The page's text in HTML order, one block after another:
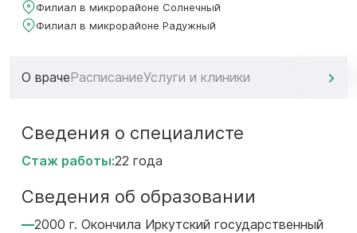
Филиал в микрорайоне Солнечный
Филиал в микрорайоне Радужный
О врачеРасписаниеУслуги и клиники
Сведения о специалисте
Стаж работы:22 года
Сведения об образовании
2000 г. Окончила Иркутский государственный